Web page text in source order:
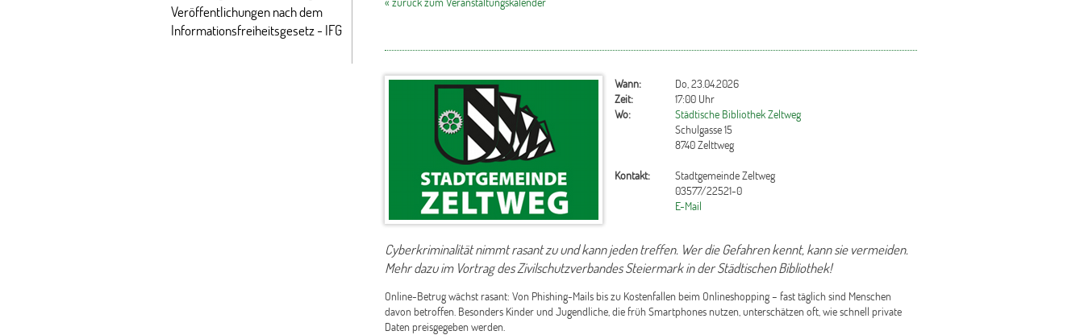
Wann:
Do, 23.04.2026
Zeit:
17:00 Uhr
Wo:
Städtische Bibliothek Zeltweg
Schulgasse 15
8740 Zelttweg
Kontakt:
Stadtgemeinde Zeltweg
03577/22521-0
E-Mail
Cyberkriminalität nimmt rasant zu und kann jeden treffen. Wer die Gefahren kennt, kann sie vermeiden.
Mehr dazu im Vortrag des Zivilschutzverbandes Steiermark in der Städtischen Bibliothek!
Online-Betrug wächst rasant: Von Phishing-Mails bis zu Kostenfallen beim Onlineshopping – fast täglich sind Menschen
davon betroffen. Besonders Kinder und Jugendliche, die früh Smartphones nutzen, unterschätzen oft, wie schnell private
Daten preisgegeben werden.
Veröffentlichungen nach dem
Informationsfreiheitsgesetz - IFG